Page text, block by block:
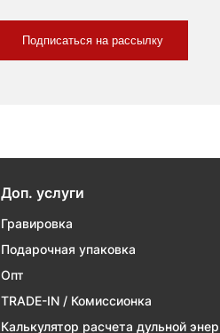
Подписаться на рассылку
Доп. услуги
Гравировка
Подарочная упаковка
Опт
TRADE-IN / Комиссионка
Калькулятор расчета дульной